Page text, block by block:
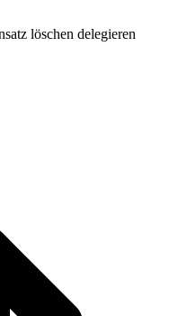
löschen delegieren